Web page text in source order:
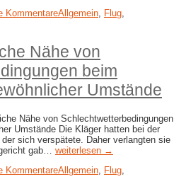
KommentareAllgemein, Flug,
Nähe von
beim
Umstände
Nähe von Schlechtwetterbedingungen
Umstände Die Kläger hatten bei der
sich verspätete. Daher verlangten sie
gab… weiterlesen →
KommentareAllgemein, Flug,